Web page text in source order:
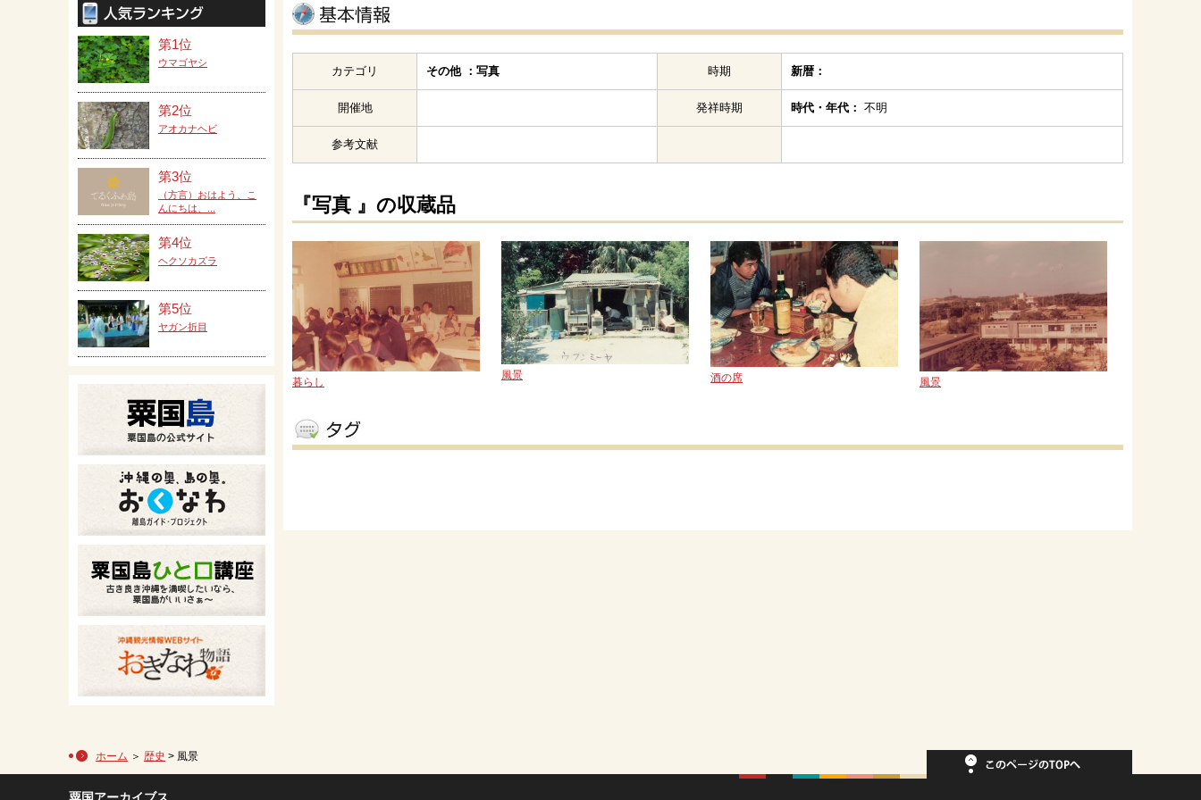
カテゴリ その他 ：写真 時期 新暦：
開催地 発祥時期 時代・年代： 不明
参考文献
『写真 』の収蔵品
暮らし
風景 酒の席 風景
第1位
ウマゴヤシ
第2位
アオカナヘビ
第3位
（方言）おはよう、こ
んにちは、...
第4位
ヘクソカズラ
第5位
ヤガン折目
ホーム ＞ 歴史 > 風景